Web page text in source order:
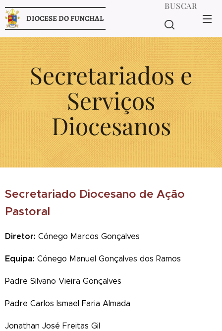
DIOCESE DO FUNCHAL
BUSCAR
Secretariados e
Serviços
Diocesanos
Secretariado Diocesano de Ação
Pastoral
Diretor: Cónego Marcos Gonçalves
Equipa: Cónego Manuel Gonçalves dos Ramos
Padre Silvano Vieira Gonçalves
Padre Carlos Ismael Faria Almada
Jonathan José Freitas Gil